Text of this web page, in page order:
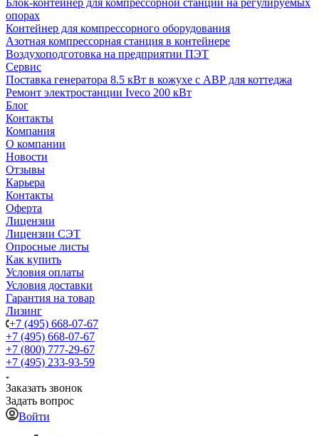
Блок-контейнер для компрессорной станции на регулируемых
опорах
Контейнер для компрессорного оборудования
Азотная компрессорная станция в контейнере
Воздухоподготовка на предприятии ПЭТ
Сервис
Поставка генератора 8.5 кВт в кожухе с АВР для коттеджа
Ремонт электростанции Iveco 200 кВт
Блог
Контакты
Компания
О компании
Новости
Отзывы
Карьера
Контакты
Оферта
Лицензии
Лицензии СЭТ
Опросные листы
Как купить
Условия оплаты
Условия доставки
Гарантия на товар
Лизинг
+7 (495) 668-07-67
+7 (495) 668-07-67
+7 (800) 777-29-67
+7 (495) 233-93-59
Заказать звонок
Задать вопрос
Войти